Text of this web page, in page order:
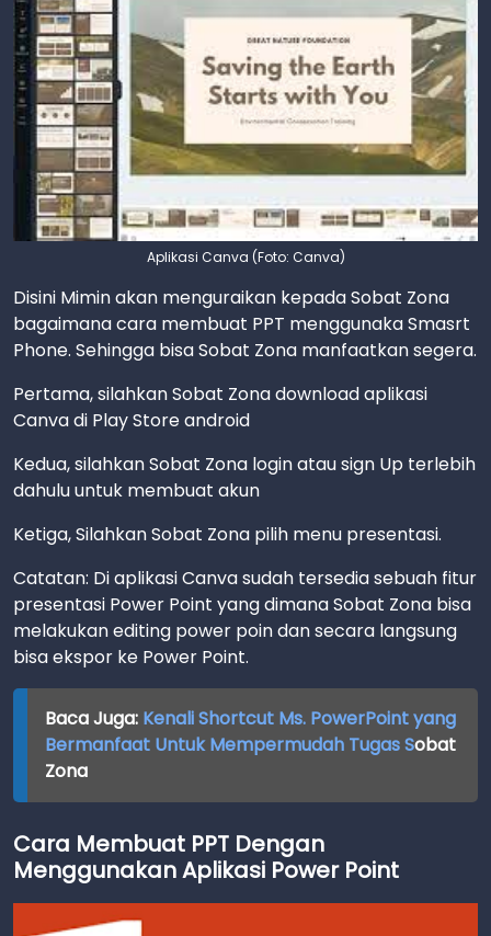
Aplikasi Canva (Foto: Canva)
Disini Mimin akan menguraikan kepada Sobat Zona
bagaimana cara membuat PPT menggunaka Smasrt
Phone. Sehingga bisa Sobat Zona manfaatkan segera.
Pertama, silahkan Sobat Zona download aplikasi
Canva di Play Store android
Kedua, silahkan Sobat Zona login atau sign Up terlebih
dahulu untuk membuat akun
Ketiga, Silahkan Sobat Zona pilih menu presentasi.
Catatan: Di aplikasi Canva sudah tersedia sebuah fitur
presentasi Power Point yang dimana Sobat Zona bisa
melakukan editing power poin dan secara langsung
bisa ekspor ke Power Point.
Baca Juga:Kenali Shortcut Ms. PowerPoint yang
Bermanfaat Untuk Mempermudah Tugas Sobat
Zona
Cara Membuat PPT Dengan
Menggunakan Aplikasi Power Point